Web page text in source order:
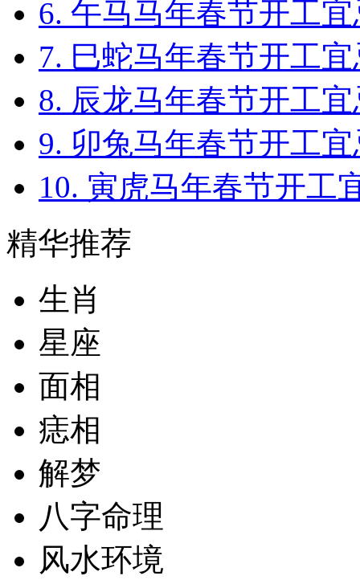
6. 午马马年春节开工宜
7. 巳蛇马年春节开工
8. 辰龙马年春节开工宜
9. 卯兔马年春节开工宜
10. 寅虎马年春节开工
精华推荐
生肖
星座
面相
痣相
解梦
八字命理
风水环境